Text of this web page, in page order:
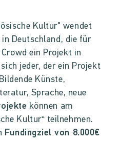
Kultur" wendet
Deutschland, die für
ein Projekt in
jeder, der ein Projekt
Künste,
Sprache, neue
können am
Kultur“ teilnehmen.
Fundingziel von 8.000€